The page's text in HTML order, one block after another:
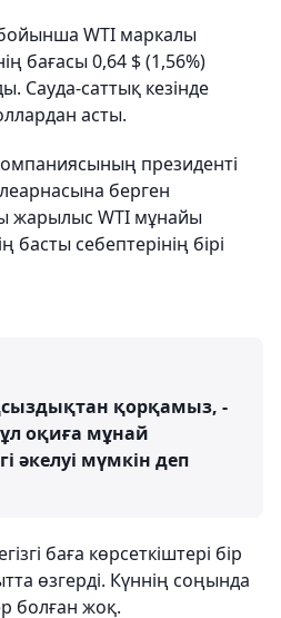
WTI маркалы
бағасы 0,64 $(1,56%)
Сауда-саттық кезінде
асты.
президенті
берген
жарылыс WTI мұнайы
басты себептерінің бірі
қорқамыз, -
оқиға мұнай
әкелуі мүмкін деп
баға көрсеткіштері бір
өзгерді. Күннің соңында
болған жоқ.